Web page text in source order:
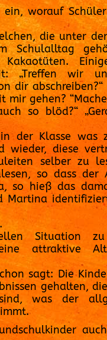
worauf
die unter
Schulalltag
„Treffen wir
dir abschreiben?“
mir gehen?
so blöd?“
der Klasse was
wieder, diese
selber zu
so dass der
so hieß das
Martina
Situation zu
attraktive
sagt: Die
gehalten,
was der